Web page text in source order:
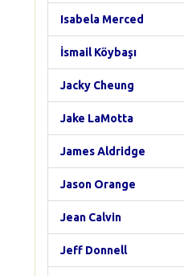
Isabela Merced
İsmail Köybaşı
Jacky Cheung
Jake LaMotta
James Aldridge
Jason Orange
Jean Calvin
Jeff Donnell